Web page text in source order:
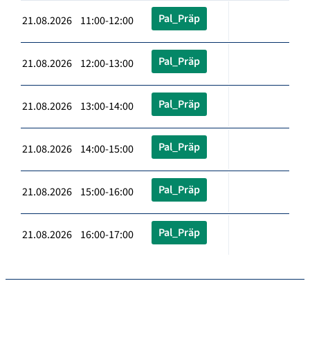
21.08.2026 11:00-12:00 Pal_Präp
21.08.2026 12:00-13:00 Pal_Präp
21.08.2026 13:00-14:00 Pal_Präp
21.08.2026 14:00-15:00 Pal_Präp
21.08.2026 15:00-16:00 Pal_Präp
21.08.2026 16:00-17:00 Pal_Präp